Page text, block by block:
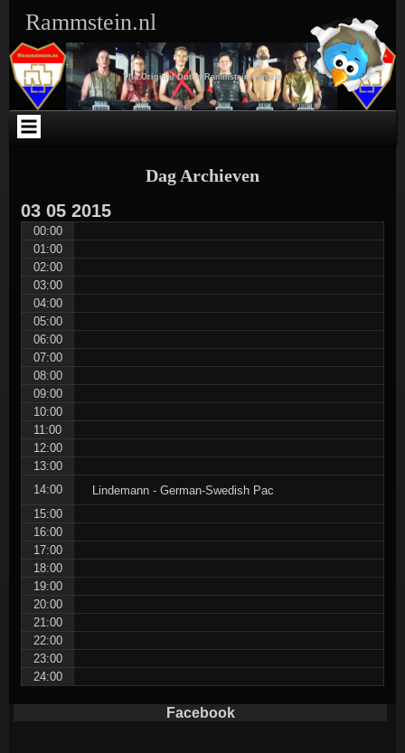
inhoud
WEBLIZAR_FACEBOOK_LIKEBOX-
Rammstein.nl
The Original Dutch Rammstein Fansite
Dag Archieven
03 05 2015
00:00
01:00
02:00
03:00
04:00
05:00
06:00
07:00
08:00
09:00
10:00
11:00
12:00
13:00
14:00
Lindemann - German-Swedish Pac
15:00
16:00
17:00
18:00
19:00
20:00
21:00
22:00
23:00
24:00
Facebook